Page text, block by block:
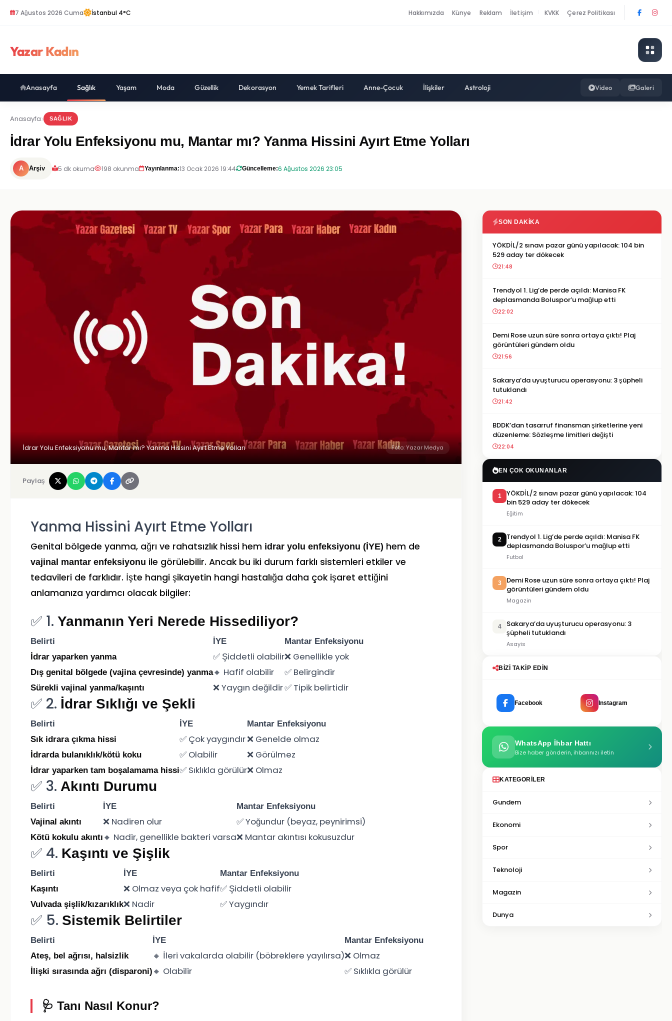
7 Ağustos 2026 Cuma İstanbul 4°C Hakkımızda Künye Reklam İletişim KVKK Çerez Politikası
Yazar Kadın
Anasayfa Sağlık Yaşam Moda Güzellik Dekorasyon Yemek Tarifleri Anne-Çocuk İlişkiler Astroloji Video Galeri
Anasayfa SAĞLIK
İdrar Yolu Enfeksiyonu mu, Mantar mı? Yanma Hissini Ayırt Etme Yolları
A Arşiv 5 dk okuma 198 okunma Yayınlanma:13 Ocak 2026 19:44 Güncelleme:6 Ağustos 2026 23:05
İdrar Yolu Enfeksiyonu mu, Mantar mı? Yanma Hissini Ayırt Etme Yolları Foto: Yazar Medya
Paylaş
Yanma Hissini Ayırt Etme Yolları
Genital bölgede yanma, ağrı ve rahatsızlık hissi hem idrar yolu enfeksiyonu (İYE) hem de
vajinal mantar enfeksiyonu ile görülebilir. Ancak bu iki durum farklı sistemleri etkiler ve
tedavileri de farklıdır. İşte hangi şikayetin hangi hastalığa daha çok işaret ettiğini
anlamanıza yardımcı olacak bilgiler:
✅ 1. Yanmanın Yeri Nerede Hissediliyor?
Belirti İYE
Mantar Enfeksiyonu
İdrar yaparken yanma
✅ Şiddetli olabilir❌ Genellikle yok
Dış genital bölgede (vajina çevresinde) yanma🔸 Hafif olabilir ✅ Belirgindir
Sürekli vajinal yanma/kaşıntı ❌ Yaygın değildir✅ Tipik belirtidir
✅ 2. İdrar Sıklığı ve Şekli
Belirti İYE
Mantar Enfeksiyonu
Sık idrara çıkma hissi
✅ Çok yaygındır❌ Genelde olmaz
İdrarda bulanıklık/kötü koku ✅ Olabilir ❌ Görülmez
İdrar yaparken tam boşalamama hissi✅ Sıklıkla görülür❌ Olmaz
✅ 3. Akıntı Durumu
Belirti İYE
Mantar Enfeksiyonu
Vajinal akıntı
❌ Nadiren olur ✅ Yoğundur (beyaz, peynirimsi)
Kötü kokulu akıntı 🔸 Nadir, genellikle bakteri varsa❌ Mantar akıntısı kokusuzdur
✅ 4. Kaşıntı ve Şişlik
Belirti İYE
Mantar Enfeksiyonu
Kaşıntı
❌ Olmaz veya çok hafif✅ Şiddetli olabilir
Vulvada şişlik/kızarıklık❌ Nadir ✅ Yaygındır
✅ 5. Sistemik Belirtiler
Belirti İYE
Mantar Enfeksiyonu
Ateş, bel ağrısı, halsizlik
🔸 İleri vakalarda olabilir (böbreklere yayılırsa)❌ Olmaz
İlişki sırasında ağrı (disparoni) 🔸 Olabilir ✅ Sıklıkla görülür
🩺 Tanı Nasıl Konur?
SON DAKIKA
YÖKDİL/2 sınavı pazar günü yapılacak: 104 bin
529 aday ter dökecek
21:48
Trendyol 1. Lig’de perde açıldı: Manisa FK
deplasmanda Boluspor’u mağlup etti
22:02
Demi Rose uzun süre sonra ortaya çıktı! Plaj
görüntüleri gündem oldu
21:56
Sakarya’da uyuşturucu operasyonu: 3 şüpheli
tutuklandı
21:42
BDDK’dan tasarruf finansman şirketlerine yeni
düzenleme: Sözleşme limitleri değişti
22:04
EN ÇOK OKUNANLAR
1
YÖKDİL/2 sınavı pazar günü yapılacak: 104
bin 529 aday ter dökecek
Eğitim
2
Trendyol 1. Lig’de perde açıldı: Manisa FK
deplasmanda Boluspor’u mağlup etti
Futbol
3
Demi Rose uzun süre sonra ortaya çıktı! Plaj
görüntüleri gündem oldu
Magazin
4
Sakarya’da uyuşturucu operasyonu: 3
şüpheli tutuklandı
Asayis
BIZI TAKIP EDIN
Facebook Instagram
WhatsApp İhbar Hattı
Bize haber gönderin, ihbarınızı iletin
KATEGORILER
Gundem
Ekonomi
Spor
Teknoloji
Magazin
Dunya